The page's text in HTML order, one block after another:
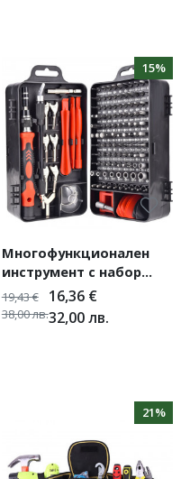
15%
Многофункционален
инструмент с набор
отвертки от 135 части -
GSM TOOL 5
16,36 €
32,00лв.
19,43€
38,00лв.
21%